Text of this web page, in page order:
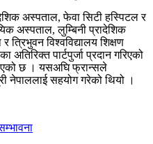
अस्पताल, फेवा सिटी हस्पिटल र
अस्पताल, लुम्बिनी प्रादेशिक
विश्वविद्यालय शिक्षण
पार्टपुर्जा प्रदान गरिएको
छ । यसअघि फ्रान्सले
नेपाललाई सहयोग गरेको थियो ।